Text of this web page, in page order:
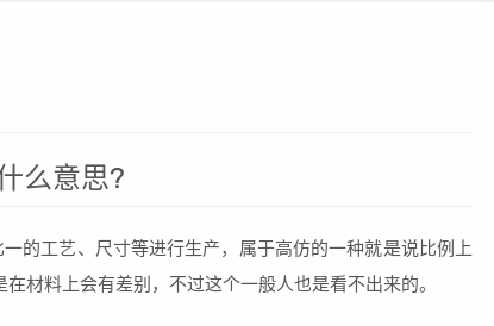
么意思?
的工艺、尺寸等进行生产，属于高仿的一种就是说比例上
材料上会有差别，不过这个一般人也是看不出来的。